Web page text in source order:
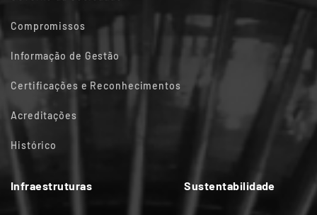
Compromissos
Informação de Gestão
Certificações e Reconhecimentos
Acreditações
Histórico
Infraestruturas Sustentabilidade